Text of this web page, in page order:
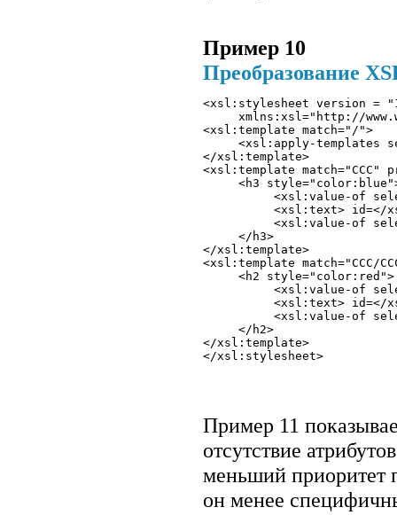
Пример 10
Преобразование
<xsl:stylesheet version =
xmlns:xsl="http://
<xsl:template match="/">
<xsl:apply-templates
</xsl:template>
<xsl:template
<h3
<xsl:value-of
<xsl:text> id=</
<xsl:value-of
     </h3>
</xsl:template>
<xsl:template match="CCC/
     <h2 style="color:red">
<xsl:value-of
<xsl:text> id=</
<xsl:value-of
     </h2>
</xsl:template>
Пример 11
отсутствие
меньший приоритет
он менее